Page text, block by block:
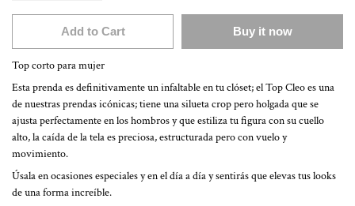
Add to Cart Buy it now
Top corto para mujer
Esta prenda es definitivamente un infaltable en tu clóset; el Top Cleo es una
de nuestras prendas icónicas; tiene una silueta crop pero holgada que se
ajusta perfectamente en los hombros y que estiliza tu figura con su cuello
alto, la caída de la tela es preciosa, estructurada pero con vuelo y
movimiento.
Úsala en ocasiones especiales y en el día a día y sentirás que elevas tus looks
de una forma increíble.